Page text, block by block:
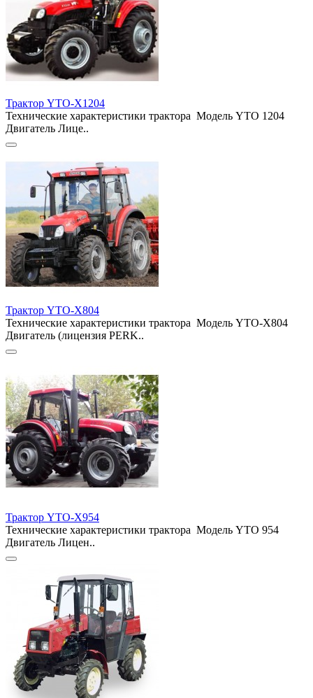
Трактор YTO-X1204
Технические характеристики трактора Модель YTO 1204
Двигатель Лице..
Трактор YTO-X804
Технические характеристики трактора Модель YTO-X804
Двигатель (лицензия PERK..
Трактор YTO-X954
Технические характеристики трактора Модель YTO 954
Двигатель Лицен..